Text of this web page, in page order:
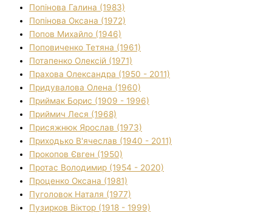
Попінова Галина (1983)
Попінова Оксана (1972)
Попов Михайло (1946)
Поповиченко Тетяна (1961)
Потапенко Олексій (1971)
Прахова Олександра (1950 - 2011)
Придувалова Олена (1960)
Приймак Борис (1909 - 1996)
Приймич Леся (1968)
Присяжнюк Ярослав (1973)
Приходько В'ячеслав (1940 - 2011)
Прокопов Євген (1950)
Протас Володимир (1954 - 2020)
Проценко Оксана (1981)
Пуголовок Наталя (1977)
Пузирков Віктор (1918 - 1999)